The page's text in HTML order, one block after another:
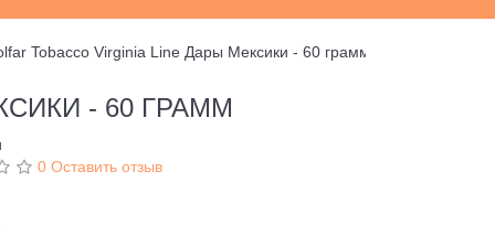
Tobacco Virginia Line Дары Мексики - 60 грамм
- 60 ГРАММ
0 Оставить отзыв